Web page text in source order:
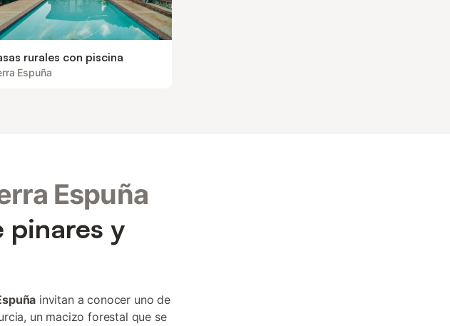
rurales con piscina
Espuña
Espuña
pinares y
invitan a conocer uno de
un macizo forestal que se